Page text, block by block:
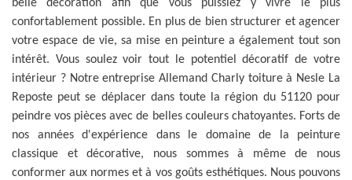
belle décoration afin que vous puissiez y vivre le plus
confortablement possible. En plus de bien structurer et agencer
votre espace de vie, sa mise en peinture a également tout son
intérêt. Vous soulez voir tout le potentiel décoratif de votre
intérieur ? Notre entreprise Allemand Charly toiture à Nesle La
Reposte peut se déplacer dans toute la région du 51120 pour
peindre vos pièces avec de belles couleurs chatoyantes. Forts de
nos années d'expérience dans le domaine de la peinture
classique et décorative, nous sommes à même de nous
conformer aux normes et à vos goûts esthétiques. Nous pouvons